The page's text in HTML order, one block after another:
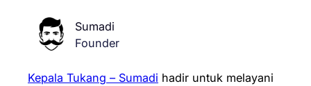
Sumadi
Founder
Kepala Tukang – Sumadi hadir untuk melayani